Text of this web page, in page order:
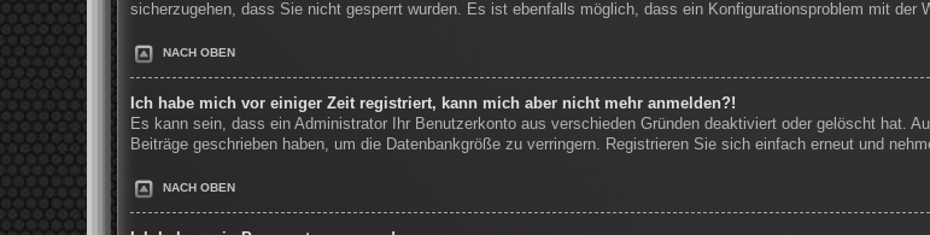
sicherzugehen, dass Sie nicht gesperrt wurden. Es ist ebenfalls möglich, dass ein Konfigurationsproblem mit der
NACH OBEN
Ich habe mich vor einiger Zeit registriert, kann mich aber nicht mehr anmelden?!
Es kann sein, dass ein Administrator Ihr Benutzerkonto aus verschieden Gründen deaktiviert oder gelöscht hat.
Beiträge geschrieben haben, um die Datenbankgröße zu verringern. Registrieren Sie sich einfach erneut und
NACH OBEN